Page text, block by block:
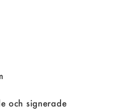
och signerade